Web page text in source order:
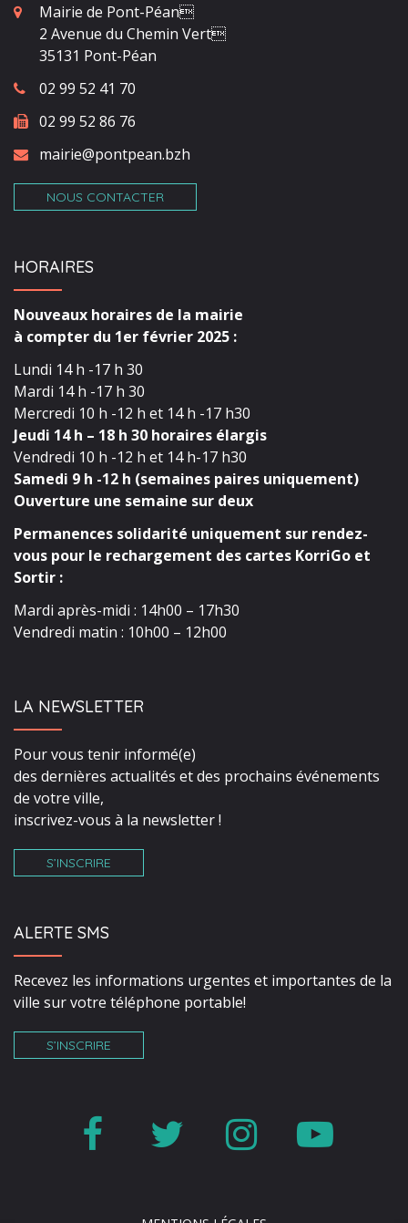
Mairie de Pont-Péan
2 Avenue du Chemin Vert
35131 Pont-Péan
02 99 52 41 70
02 99 52 86 76
mairie@pontpean.bzh
NOUS CONTACTER
HORAIRES
Nouveaux horaires de la mairie
à compter du 1er février 2025 :
Lundi 14 h -17 h 30
Mardi 14 h -17 h 30
Mercredi 10 h -12 h et 14 h -17 h30
Jeudi 14 h – 18 h 30 horaires élargis
Vendredi 10 h -12 h et 14 h-17 h30
Samedi 9 h -12 h (semaines paires uniquement)
Ouverture une semaine sur deux
Permanences solidarité uniquement sur rendez-
vous pour le rechargement des cartes KorriGo et
Sortir :
Mardi après-midi : 14h00 – 17h30
Vendredi matin : 10h00 – 12h00
LA NEWSLETTER
Pour vous tenir informé(e)
des dernières actualités et des prochains événements
de votre ville,
inscrivez-vous à la newsletter !
S’INSCRIRE
ALERTE SMS
Recevez les informations urgentes et importantes de la
ville sur votre téléphone portable!
S’INSCRIRE
Lien Lien Lien